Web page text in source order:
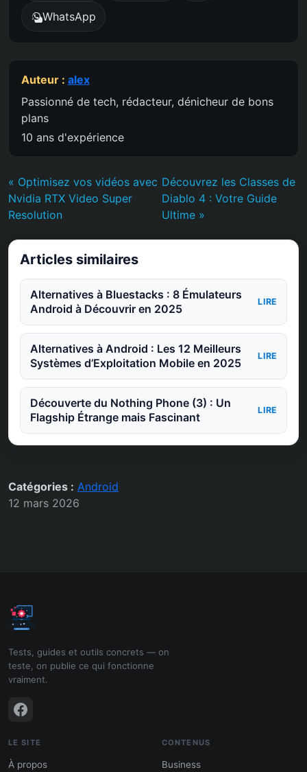
WhatsApp
Auteur : alex
Passionné de tech, rédacteur, dénicheur de bons
plans
10 ans d'expérience
« Optimisez vos vidéos avec
Nvidia RTX Video Super
Resolution
Découvrez les Classes de
Diablo 4 : Votre Guide
Ultime »
Articles similaires
Alternatives à Bluestacks : 8 Émulateurs
Android à Découvrir en 2025
LIRE
Alternatives à Android : Les 12 Meilleurs
Systèmes d’Exploitation Mobile en 2025
LIRE
Découverte du Nothing Phone (3) : Un
Flagship Étrange mais Fascinant
LIRE
Catégories : Android
12 mars 2026
Tests, guides et outils concrets — on
teste, on publie ce qui fonctionne
vraiment.
LE SITE
À propos
CONTENUS
Business